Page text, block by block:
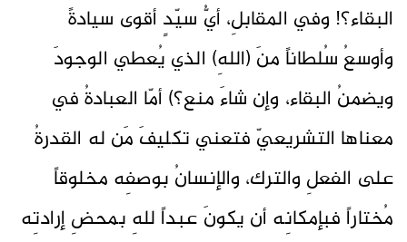
البقاء؟! وفي المقابلِ، أيُّ سيّدٍ أقوى سيادةً
وأوسعُ سُلطاناً منَ (اللهِ) الذي يُعطي الوجودَ
ويضمنُ البقاء، وإن شاءَ منع؟) أمّا العبادةُ في
معناها التشريعيّ فتعني تكليفَ مَن له القدرةُ
على الفعلِ والترك، والإنسانُ بوصفِه مخلوقاً
مُختاراً فبإمكانِه أن يكونَ عبداً للهِ بمحضِ إرادتِه